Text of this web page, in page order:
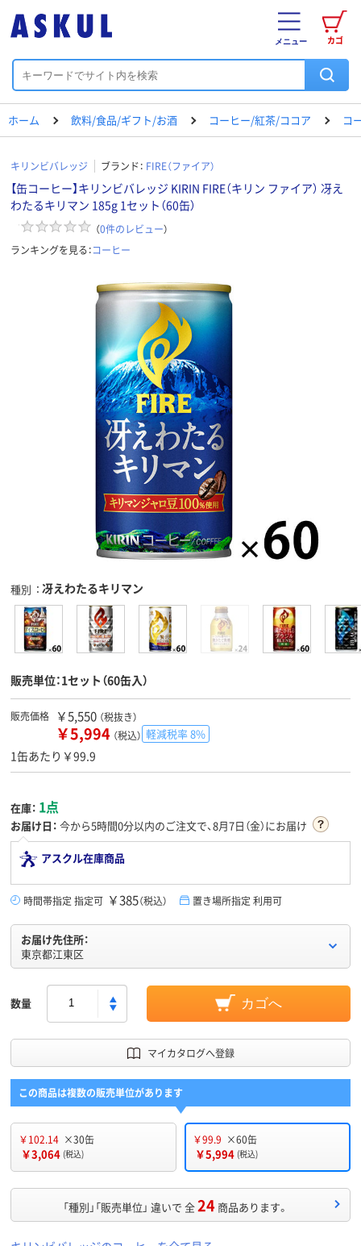
カゴ
メニュー
ホーム 飲料/食品/ギフト/お酒 コーヒー/紅茶/ココア コ
キリンビバレッジ ブランド： FIRE（ファイア）
【缶コーヒー】キリンビバレッジ KIRIN FIRE（キリン ファイア） 冴え
わたるキリマン 185g 1セット（60缶）
（0件のレビュー）
ランキングを見る：コーヒー
種別 冴えわたるキリマン
販売単位：1セット（60缶入）
販売価格 ￥5,550 （税抜き）
￥5,994 （税込） 軽減税率 8%
1缶あたり￥99.9
在庫： 1点
お届け日： 今から5時間0分以内のご注文で、8月7日（金）にお届け
アスクル在庫商品
時間帯指定 指定可 ￥385（税込） 置き場所指定 利用可
お届け先住所：
東京都江東区
数量 カゴへ
マイカタログへ登録
この商品は複数の販売単位があります
￥102.14 ×30缶
￥3,064 (税込)
￥99.9 ×60缶
￥5,994 (税込)
「種別」「販売単位」 違いで 全24 商品あります。